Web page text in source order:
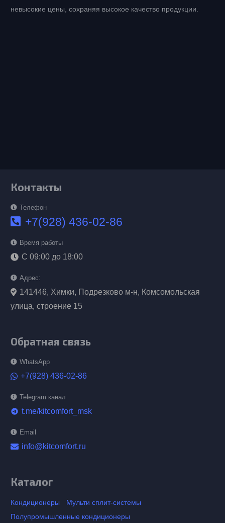
невысокие цены, сохраняя высокое качество продукции.
Контакты
Телефон
+7(928) 436-02-86
Время работы
С 09:00 до 18:00
Адрес:
141446, Химки, Подрезково м-н, Комсомольская
улица, строение 15
Обратная связь
WhatsApp
+7(928) 436-02-86
Telegram канал
telegram t.me/kitcomfort_msk
Email
info@kitcomfort.ru
Каталог
Кондиционеры
Мульти сплит-системы
Полупромышленные кондиционеры